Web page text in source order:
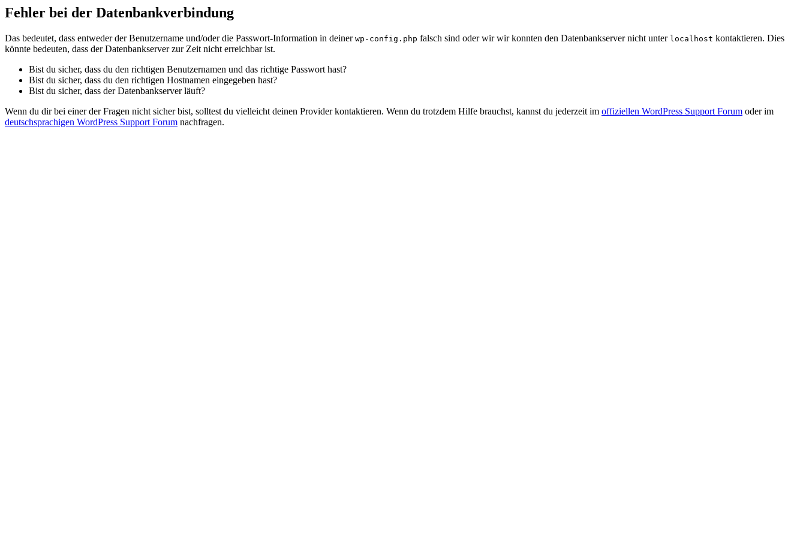
Fehler bei der Datenbankverbindung
Das bedeutet, dass entweder der Benutzername und/oder die Passwort-Information in deiner wp-config.php falsch sind oder wir wir konnten den Datenbankserver nicht unter localhost kontaktieren. Dies
könnte bedeuten, dass der Datenbankserver zur Zeit nicht erreichbar ist.
Bist du sicher, dass du den richtigen Benutzernamen und das richtige Passwort hast?
Bist du sicher, dass du den richtigen Hostnamen eingegeben hast?
Bist du sicher, dass der Datenbankserver läuft?
Wenn du dir bei einer der Fragen nicht sicher bist, solltest du vielleicht deinen Provider kontaktieren. Wenn du trotzdem Hilfe brauchst, kannst du jederzeit im offiziellen WordPress Support Forum oder im
deutschsprachigen WordPress Support Forum nachfragen.